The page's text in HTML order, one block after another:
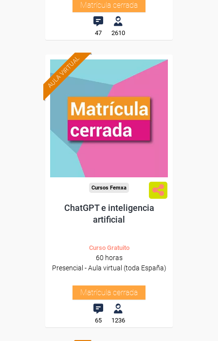
Matrícula cerrada
47 2610
AULA VIRTUAL
Cursos Femxa
ChatGPT e inteligencia
artificial
Curso Gratuito
60 horas
Presencial - Aula virtual (toda España)
Matrícula cerrada
65 1236